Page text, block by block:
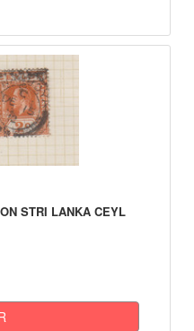
STRI LANKA CEYL